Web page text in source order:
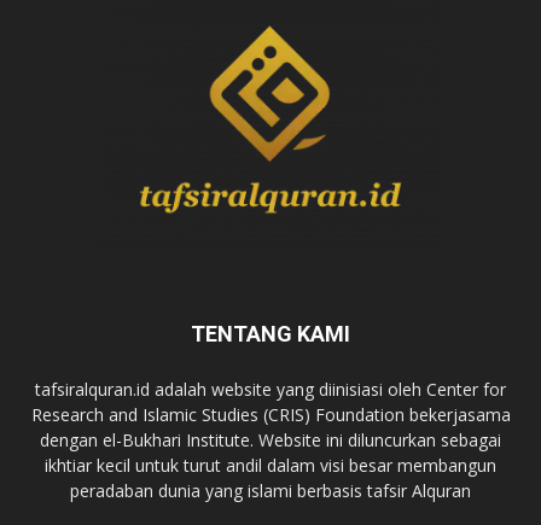
TENTANG KAMI
tafsiralquran.id adalah website yang diinisiasi oleh Center for
Research and Islamic Studies (CRIS) Foundation bekerjasama
dengan el-Bukhari Institute. Website ini diluncurkan sebagai
ikhtiar kecil untuk turut andil dalam visi besar membangun
peradaban dunia yang islami berbasis tafsir Alquran